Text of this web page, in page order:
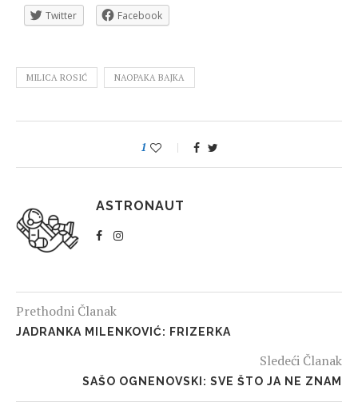
Twitter Facebook
MILICA ROSIĆ NAOPAKA BAJKA
1
ASTRONAUT
Prethodni Članak
JADRANKA MILENKOVIĆ: FRIZERKA
Sledeći Članak
SAŠO OGNENOVSKI: SVE ŠTO JA NE ZNAM